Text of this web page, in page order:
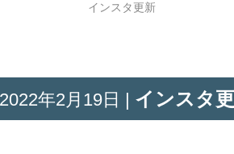
インスタ更新
2022年2月19日 | インスタ